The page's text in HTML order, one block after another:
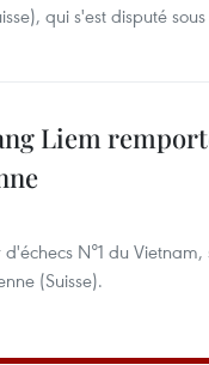
qui s'est disputé
Liem
N°1 du
(Suisse).